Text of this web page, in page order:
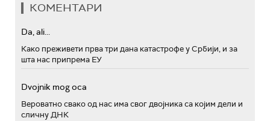
КОМЕНТАРИ
Da, ali...
Како преживети прва три дана катастрофе у Србији, и за
шта нас припрема ЕУ
Dvojnik mog oca
Вероватно свако од нас има свог двојника са којим дели и
сличну ДНК